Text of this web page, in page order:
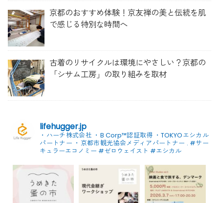
京都のおすすめ体験！京友禅の美と伝統を肌
で感じる特別な時間へ
古着のリサイクルは環境にやさしい？京都の
「シサム工房」の取り組みを取材
lifehugger.jp
・ハーチ株式会社 ・B Corp™認証取得 ・TOKYOエシカル
パートナー ・京都市観光協会メディアパートナー . #サー
キュラーエコノミー #ゼロウェイスト #エシカル